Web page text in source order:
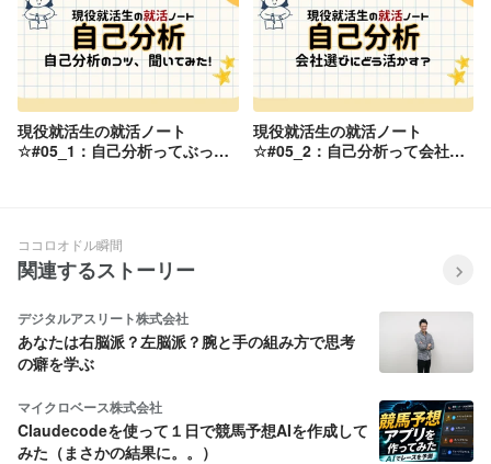
現役就活生の就活ノート
☆#05_1：自己分析ってぶっち
現役就活生の就活ノート
☆#05_2：自己分析って会社選
ココロオドル瞬間
関連するストーリー
デジタルアスリート株式会社
あなたは右脳派？左脳派？腕と手の組み方で思考
の癖を学ぶ
マイクロベース株式会社
Claudecodeを使って１日で競馬予想AIを作成して
みた（まさかの結果に。。）